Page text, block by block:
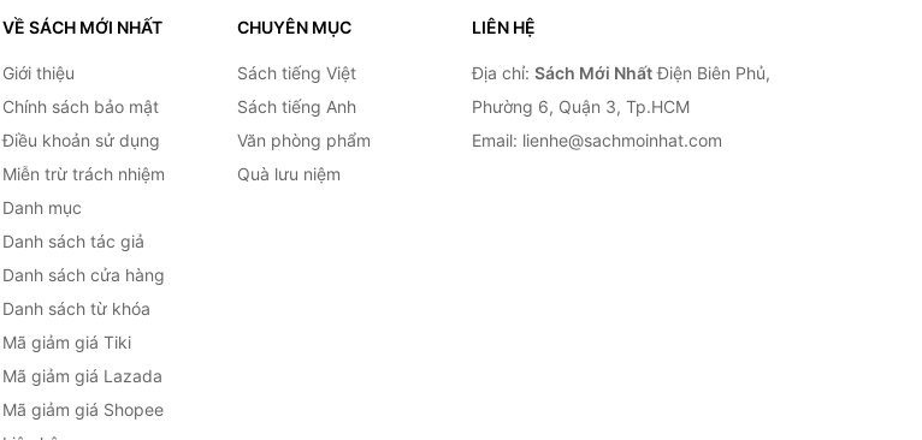
VỀ SÁCH MỚI NHẤT
Giới thiệu
Chính sách bảo mật
Điều khoản sử dụng
Miễn trừ trách nhiệm
Danh mục
Danh sách tác giả
Danh sách cửa hàng
Danh sách từ khóa
Mã giảm giá Tiki
Mã giảm giá Lazada
Mã giảm giá Shopee
CHUYÊN MỤC
Sách tiếng Việt
Sách tiếng Anh
Văn phòng phẩm
Quà lưu niệm
LIÊN HỆ
Địa chỉ: Sách Mới NhấtĐiện Biên Phủ,
Phường 6, Quận 3, Tp.HCM
Email: lienhe@sachmoinhat.com